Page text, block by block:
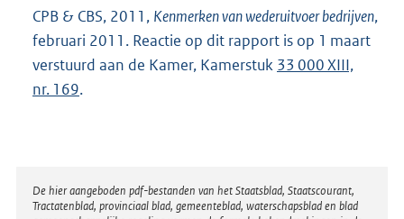
CPB & CBS, 2011, Kenmerken van wederuitvoer bedrijven,
februari 2011. Reactie op dit rapport is op 1 maart
verstuurd aan de Kamer, Kamerstuk 33 000 XIII,
nr. 169.
Disclaimer
De hier aangeboden pdf-bestanden van het Staatsblad, Staatscourant,
Tractatenblad, provinciaal blad, gemeenteblad, waterschapsblad en blad